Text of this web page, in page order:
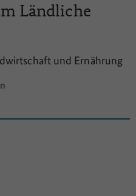
Ländliche
und Ernährung